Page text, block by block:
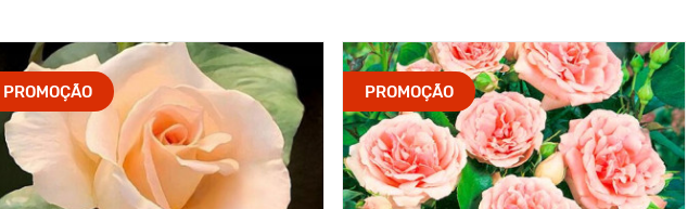
PROMOÇÃO PROMOÇÃO